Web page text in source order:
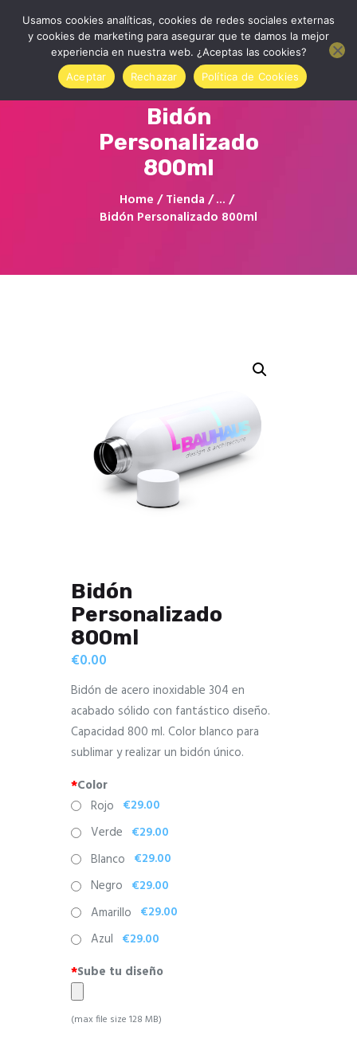
Bidón
Personalizado
800ml
Home Tienda
...
Bidón Personalizado 800ml
Inicio
Quienes somos
Contactar
Tienda Online
Accede a tu cuenta
Bidón
Personalizado
800ml
€0.00
Bidón de acero inoxidable 304 en
acabado sólido con fantástico diseño.
Capacidad 800 ml. Color blanco para
sublimar y realizar un bidón único.
*Color
Rojo €29.00
Verde €29.00
Blanco €29.00
Negro €29.00
Amarillo €29.00
Azul €29.00
*Sube tu diseño
(max file size 128 MB)
Usamos cookies analíticas, cookies de redes sociales externas
y cookies de marketing para asegurar que te damos la mejor
experiencia en nuestra web. ¿Aceptas las cookies?
Aceptar
Rechazar Política de Cookies